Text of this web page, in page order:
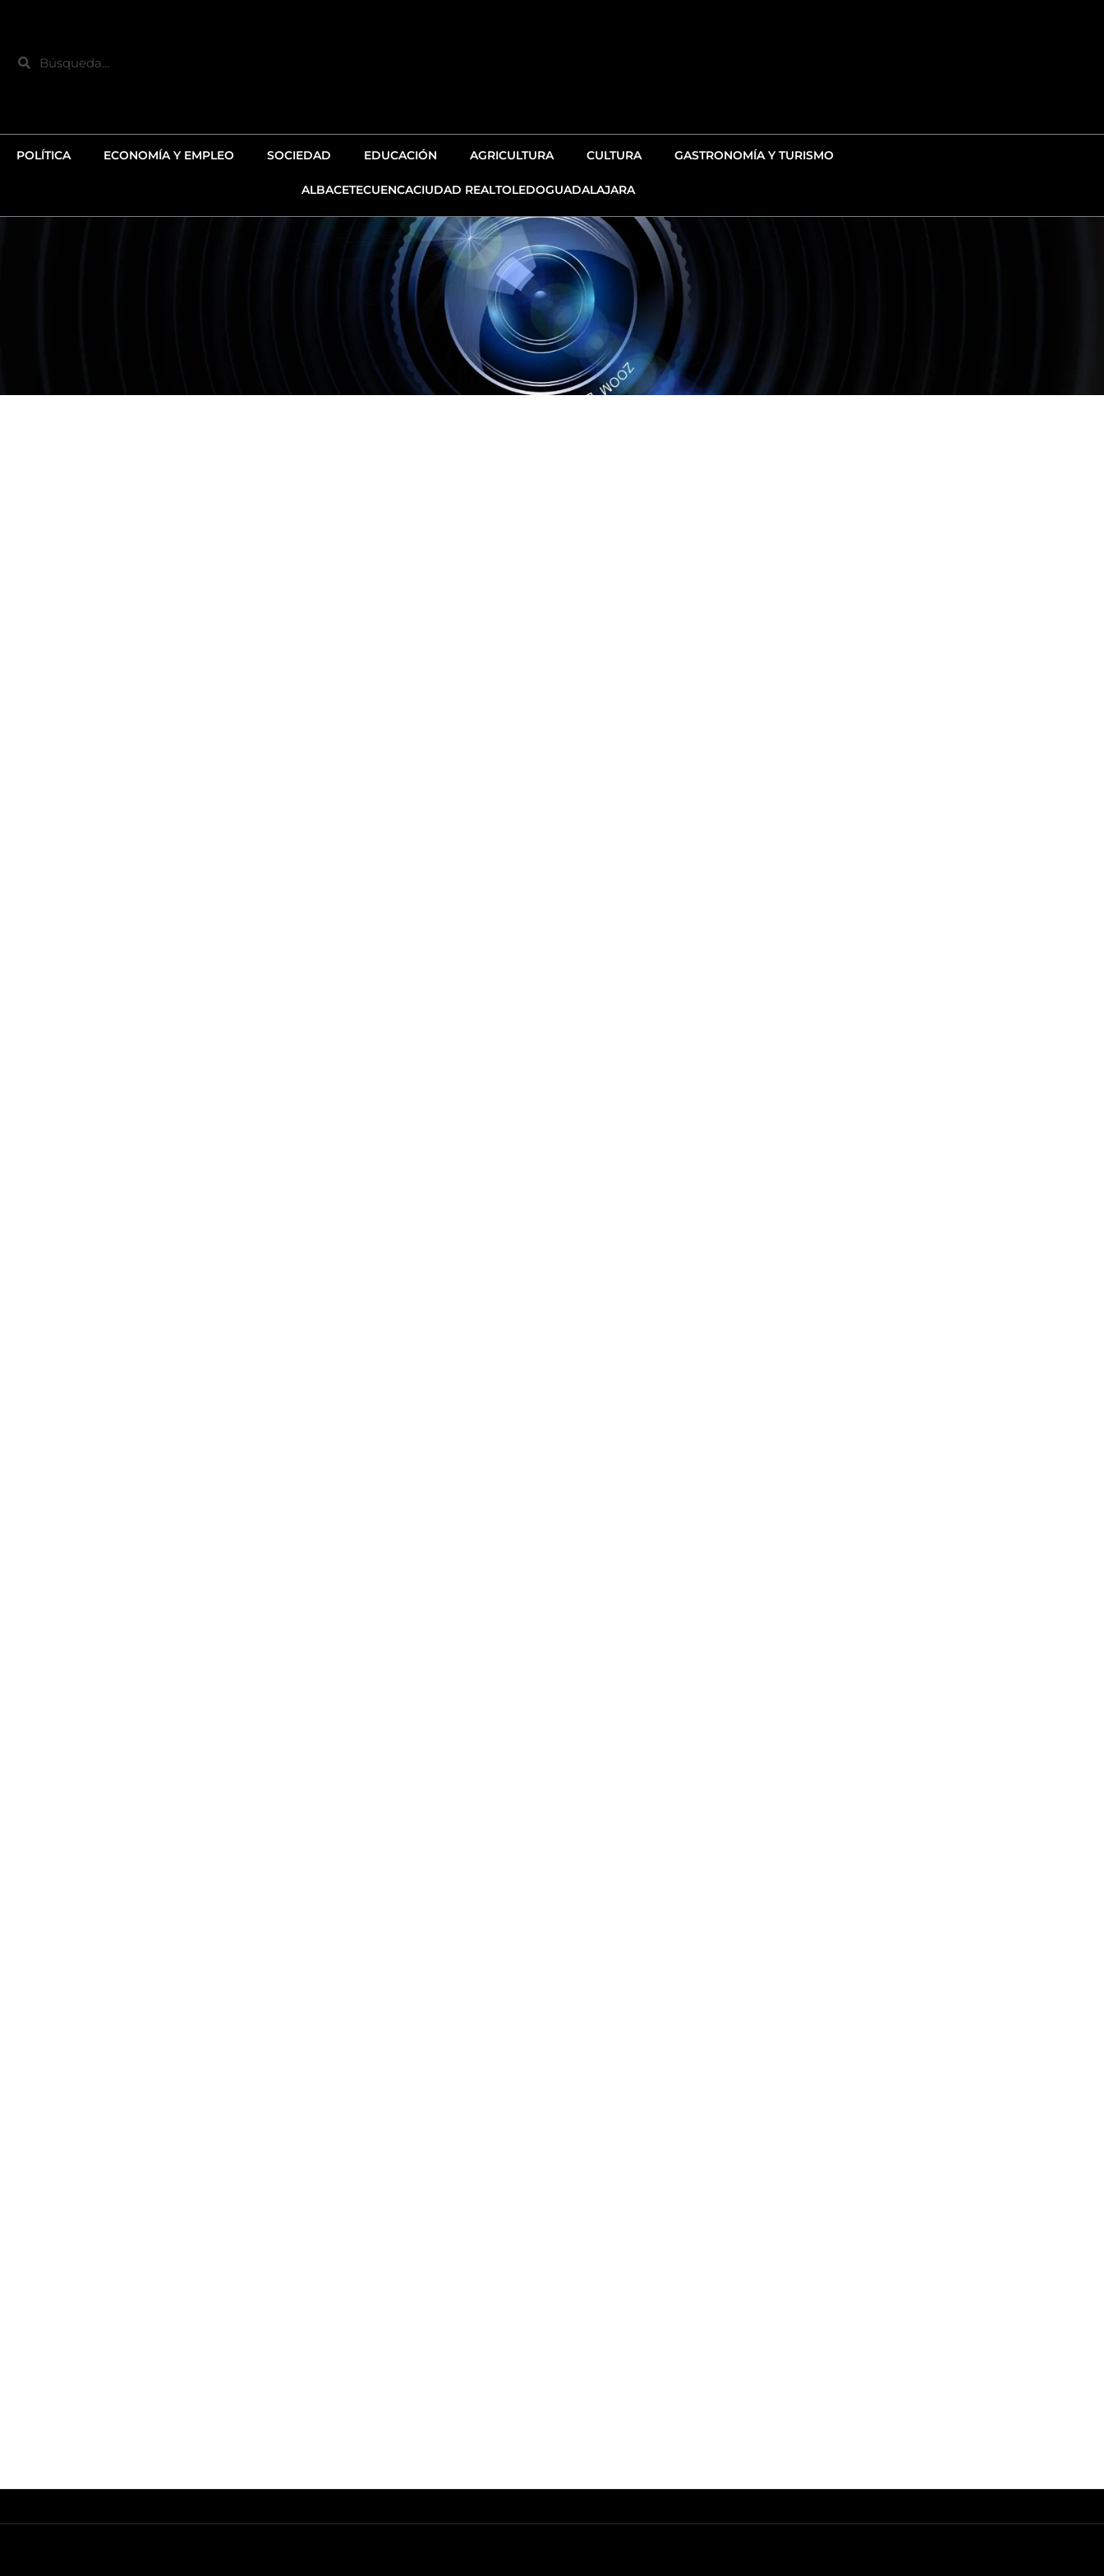
Search
POLÍTICA ECONOMÍA Y EMPLEO SOCIEDAD EDUCACIÓN AGRICULTURA CULTURA GASTRONOMÍA Y TURISMO
ALBACETECUENCACIUDAD REALTOLEDOGUADALAJARA